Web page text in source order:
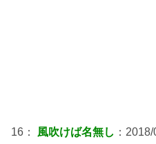
16： 風吹けば名無し ：